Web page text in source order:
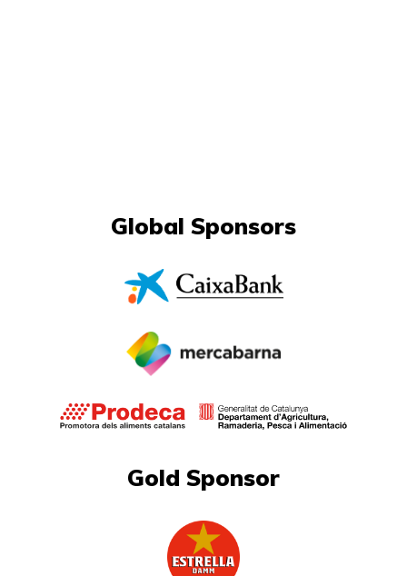
Global Sponsors
Gold Sponsor